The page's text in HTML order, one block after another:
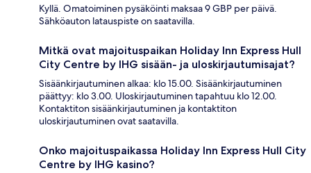
Kyllä. Omatoiminen pysäköinti maksaa 9 GBP per päivä.
Sähköauton latauspiste on saatavilla.
Mitkä ovat majoituspaikan Holiday Inn Express Hull
City Centre by IHG sisään- ja uloskirjautumisajat?
Sisäänkirjautuminen alkaa: klo 15.00. Sisäänkirjautuminen
päättyy: klo 3.00. Uloskirjautuminen tapahtuu klo 12.00.
Kontaktiton sisäänkirjautuminen ja kontaktiton
uloskirjautuminen ovat saatavilla.
Onko majoituspaikassa Holiday Inn Express Hull City
Centre by IHG kasino?